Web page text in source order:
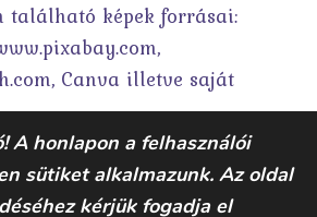
található képek forrásai:
Canva illetve saját
A honlapon a felhasználói
sütiket alkalmazunk. Az oldal
kérjük fogadja el